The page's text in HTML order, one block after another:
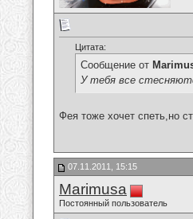
Цитата:
Сообщение от
У тебя все
Фея тоже хочет спеть,но
07.11.2011, 15:15
Marimusa
Постоянный пользователь